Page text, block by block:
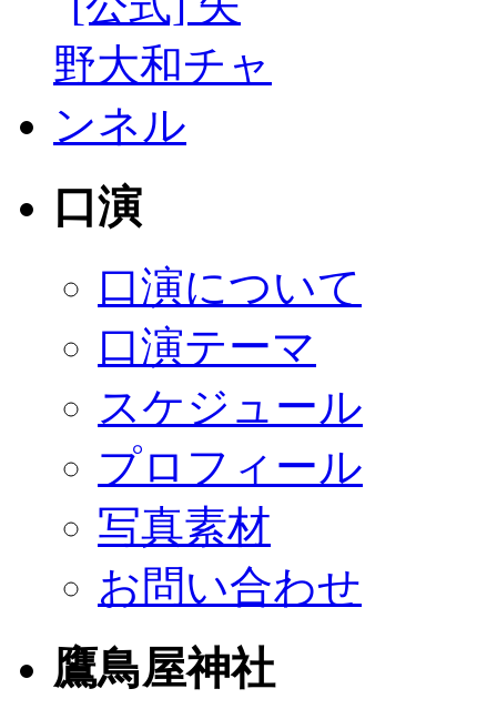
口演
口演について
口演テーマ
スケジュール
プロフィール
写真素材
お問い合わせ
鷹鳥屋神社